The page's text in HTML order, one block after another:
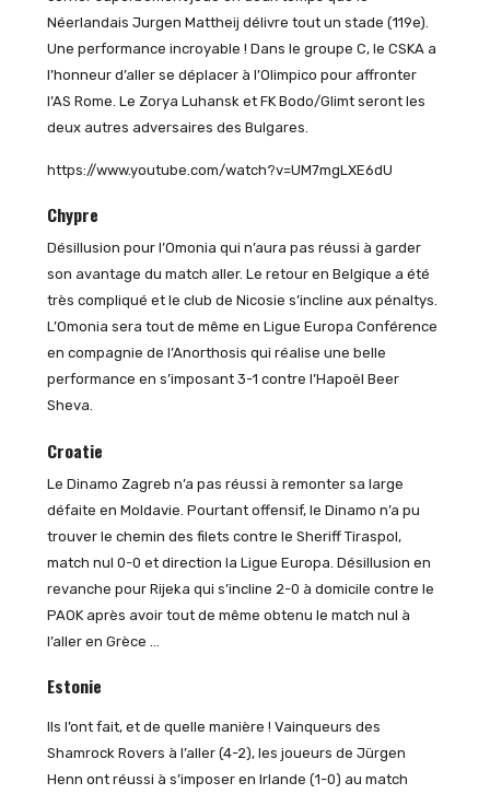
Néerlandais Jurgen Mattheij délivre tout un stade (119e).
Une performance incroyable ! Dans le groupe C, le CSKA a
l’honneur d’aller se déplacer à l’Olimpico pour affronter
l’AS Rome. Le Zorya Luhansk et FK Bodo/Glimt seront les
deux autres adversaires des Bulgares.
https://www.youtube.com/watch?v=UM7mgLXE6dU
Chypre
Désillusion pour l’Omonia qui n’aura pas réussi à garder
son avantage du match aller. Le retour en Belgique a été
très compliqué et le club de Nicosie s’incline aux pénaltys.
L’Omonia sera tout de même en Ligue Europa Conférence
en compagnie de l’Anorthosis qui réalise une belle
performance en s’imposant 3-1 contre l’Hapoël Beer
Sheva.
Croatie
Le Dinamo Zagreb n’a pas réussi à remonter sa large
défaite en Moldavie. Pourtant offensif, le Dinamo n’a pu
trouver le chemin des filets contre le Sheriff Tiraspol,
match nul 0-0 et direction la Ligue Europa. Désillusion en
revanche pour Rijeka qui s’incline 2-0 à domicile contre le
PAOK après avoir tout de même obtenu le match nul à
l’aller en Grèce …
Estonie
Ils l’ont fait, et de quelle manière ! Vainqueurs des
Shamrock Rovers à l’aller (4-2), les joueurs de Jürgen
Henn ont réussi à s’imposer en Irlande (1-0) au match